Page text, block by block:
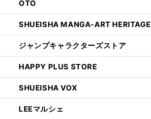
OTO
SHUEISHA MANGA-ART HERITAGE
ジャンプキャラクターズストア
HAPPY PLUS STORE
SHUEISHA VOX
LEEマルシェ